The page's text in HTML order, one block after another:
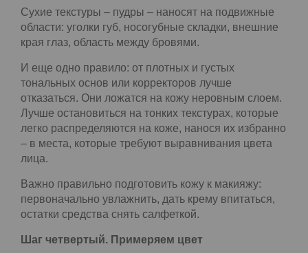
тонкой кожи всегда просвечивают сосуды. В этих
местах косметика не будет скатываться.
Не очень подвижная зона – под глазами в
синеватой области, чуть ниже ресничного
контура, ее тоже можно маскировать при помощи
жирных средств.
Сухие текстуры – пудры – наносят на подвижные
области: уголки губ, носогубные складки,
внешние края глаз, область между бровями.
тональных основ или корректоров лучше
отказаться. Они ложатся на кожу неровным
слоем. Лучше остановиться на тонких текстурах,
которые легко распределяются на коже, нанося
их избранно – в места, которые требуют